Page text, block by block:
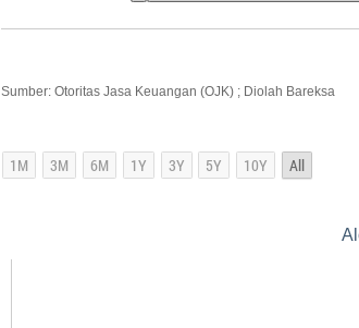
Sumber: Otoritas Jasa Keuangan (OJK) ; Diolah Bareksa